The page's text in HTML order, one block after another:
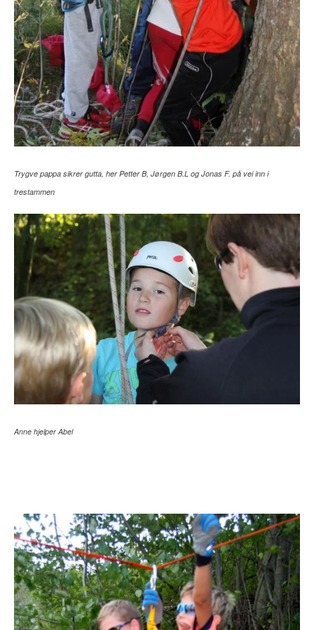
Trygve pappa sikrer gutta, her Petter B, Jørgen B.L og Jonas F. på vei inn i
trestammen
Anne hjelper Abel